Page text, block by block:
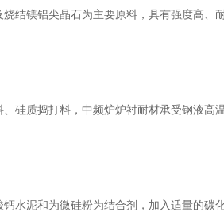
结镁铝尖晶石为主要原料，具有强度高
硅质捣打料，中频炉炉衬耐材承受钢液
水泥和为微硅粉为结合剂，加入适量的碳